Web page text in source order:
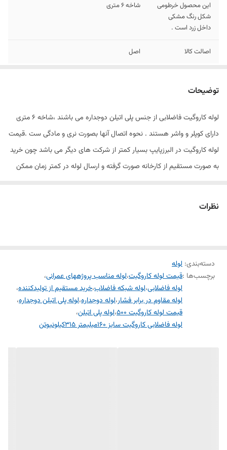
این محصول خرطومی
شکل رنگ مشکی
داخل زرد است .
شاخه 6 متری
اصالت کالا اصل
توضیحات
لوله کاروگیت فاضلابی از جنس پلی اتیلن دوجداره می باشند ،شاخه 6 متری
دارای کوپلر و واشر هستند . نحوه اتصال آنها بصورت نری و مادگی ست .قیمت
لوله کاروگیت در البرزپایپ بسیار کمتر از شرکت های دیگر می باشد چون خرید
به صورت مستقیم از کارخانه صورت گرفته و ارسال لوله در کمتر زمان ممکن
نظرات
دسته‌بندی: لوله
برچسب‌ها :قیمت لوله کاروگیت،لوله مناسب پروژههای عمرانی،
لوله فاضلابی،لوله شبکه فاضلاب،خرید مستقیم از تولیدکننده،
لوله مقاوم در برابر فشار،لوله دوجداره،لوله پلی اتیلن دوجداره،
قیمت لوله کاروگیت 500
،لوله پلی اتیلن،
لوله فاضلابی کاروگیت سایز 160میلیمتر 315کیلونیوتن